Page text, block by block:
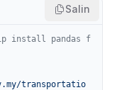
Salin
install pandas f
transportatio